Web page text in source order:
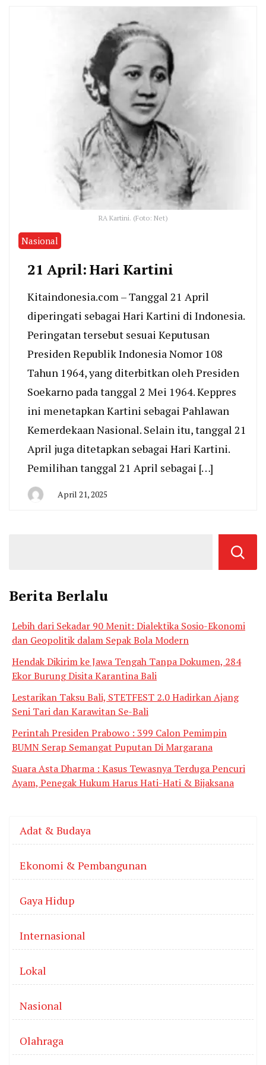
RA Kartini. (Foto: Net)
Nasional
21 April: Hari Kartini
Kitaindonesia.com – Tanggal 21 April
diperingati sebagai Hari Kartini di Indonesia.
Peringatan tersebut sesuai Keputusan
Presiden Republik Indonesia Nomor 108
Tahun 1964, yang diterbitkan oleh Presiden
Soekarno pada tanggal 2 Mei 1964. Keppres
ini menetapkan Kartini sebagai Pahlawan
Kemerdekaan Nasional. Selain itu, tanggal 21
April juga ditetapkan sebagai Hari Kartini.
Pemilihan tanggal 21 April sebagai […]
April 21, 2025
Berita Berlalu
Lebih dari Sekadar 90 Menit: Dialektika Sosio-Ekonomi
dan Geopolitik dalam Sepak Bola Modern
Hendak Dikirim ke Jawa Tengah Tanpa Dokumen, 284
Ekor Burung Disita Karantina Bali
Lestarikan Taksu Bali, STETFEST 2.0 Hadirkan Ajang
Seni Tari dan Karawitan Se-Bali
Perintah Presiden Prabowo : 399 Calon Pemimpin
BUMN Serap Semangat Puputan Di Margarana
Suara Asta Dharma : Kasus Tewasnya Terduga Pencuri
Ayam, Penegak Hukum Harus Hati-Hati & Bijaksana
Adat & Budaya
Ekonomi & Pembangunan
Gaya Hidup
Internasional
Lokal
Nasional
Olahraga